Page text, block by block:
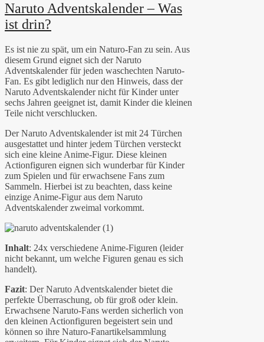
Naruto Adventskalender – Was
ist drin?
Es ist nie zu spät, um ein Naturo-Fan zu sein. Aus
diesem Grund eignet sich der Naruto
Adventskalender für jeden waschechten Naruto-
Fan. Es gibt lediglich nur den Hinweis, dass der
Naruto Adventskalender nicht für Kinder unter
sechs Jahren geeignet ist, damit Kinder die kleinen
Teile nicht verschlucken.
Der Naruto Adventskalender ist mit 24 Türchen
ausgestattet und hinter jedem Türchen versteckt
sich eine kleine Anime-Figur. Diese kleinen
Actionfiguren eignen sich wunderbar für Kinder
zum Spielen und für erwachsene Fans zum
Sammeln. Hierbei ist zu beachten, dass keine
einzige Anime-Figur aus dem Naruto
Adventskalender zweimal vorkommt.
Inhalt: 24x verschiedene Anime-Figuren (leider
nicht bekannt, um welche Figuren genau es sich
handelt).
Fazit: Der Naruto Adventskalender bietet die
perfekte Überraschung, ob für groß oder klein.
Erwachsene Naruto-Fans werden sicherlich von
den kleinen Actionfiguren begeistert sein und
können so ihre Naturo-Fanartikelsammlung